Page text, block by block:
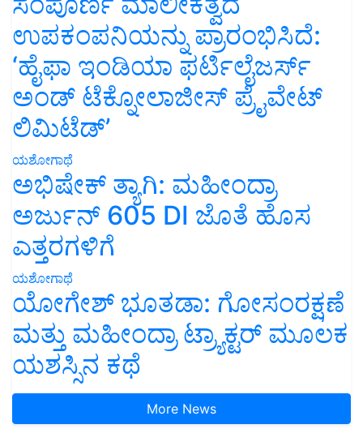
ಉಪಕಂಪನಿಯನ್ನು ಪ್ರಾರಂಭಿಸಿದೆ:
‘ಹೈಫಾ ಇಂಡಿಯಾ ಫರ್ಟಿಲೈಜರ್ಸ್
ಅಂಡ್ ಟೆಕ್ನೋಲಾಜೀಸ್ ಪ್ರೈವೇಟ್
ಲಿಮಿಟೆಡ್’
ಯಶೋಗಾಥೆ
ಅಭಿಷೇಕ್ ತ್ಯಾಗಿ: ಮಹೀಂದ್ರಾ
ಅರ್ಜುನ್ 605 DI ಜೊತೆ ಹೊಸ
ಎತ್ತರಗಳಿಗೆ
ಯಶೋಗಾಥೆ
ಯೋಗೇಶ್ ಭೂತಡಾ: ಗೋಸಂರಕ್ಷಣೆ
ಮತ್ತು ಮಹೀಂದ್ರಾ ಟ್ರ್ಯಾಕ್ಟರ್ ಮೂಲಕ
ಯಶಸ್ಸಿನ ಕಥೆ
More News